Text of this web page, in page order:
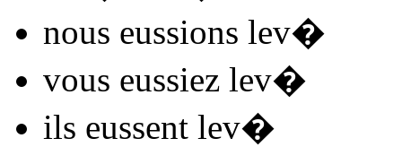
nous eussions lev�
vous eussiez lev�
ils eussent lev�